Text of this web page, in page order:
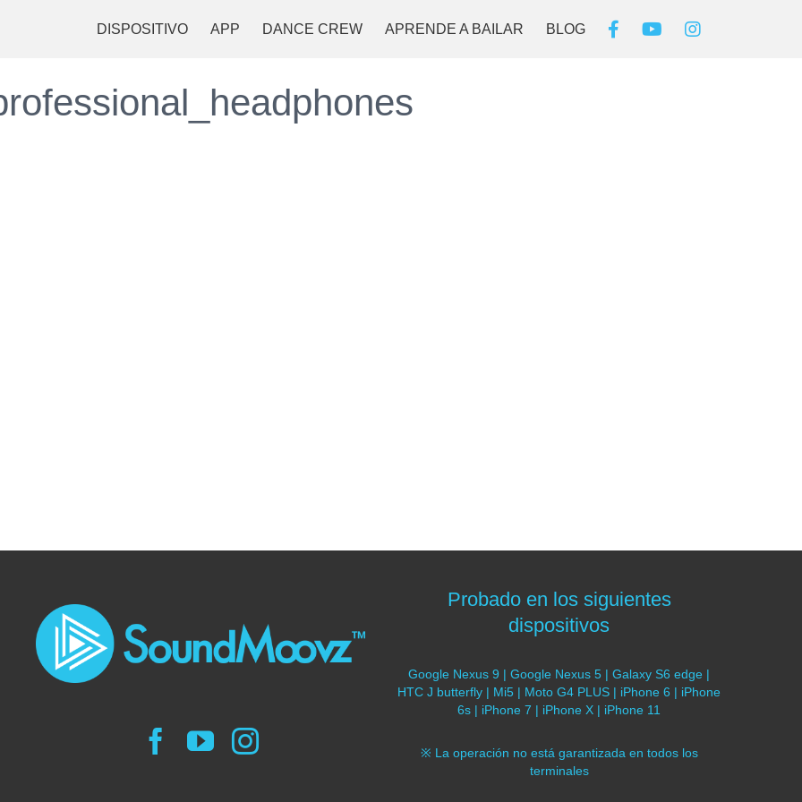
DISPOSITIVO APP DANCE CREW APRENDE A BAILAR BLOG
Probado en los siguientes
dispositivos
Google Nexus 9 | Google Nexus 5 | Galaxy S6 edge |
HTC J butterfly | Mi5 | Moto G4 PLUS | iPhone 6 | iPhone
6s | iPhone 7 | iPhone X | iPhone 11
※ La operación no está garantizada en todos los
terminales